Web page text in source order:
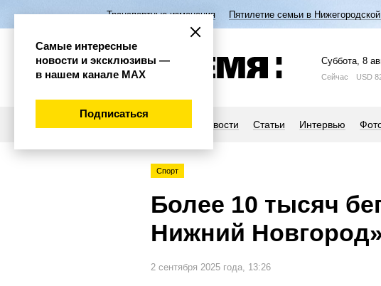
Транспортные изменения Пятилетие семьи в
Суббота, 8
Сейчас USD
Новости Статьи Интервью
Спорт
Более 10 тысяч
Нижний
2 сентября 2025 года, 13:26
Самые интересные
новости и эксклюзивы —
в нашем канале МАХ
Подписаться